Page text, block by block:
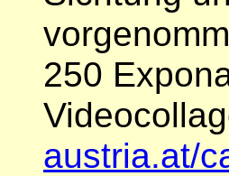
250
austria.at/